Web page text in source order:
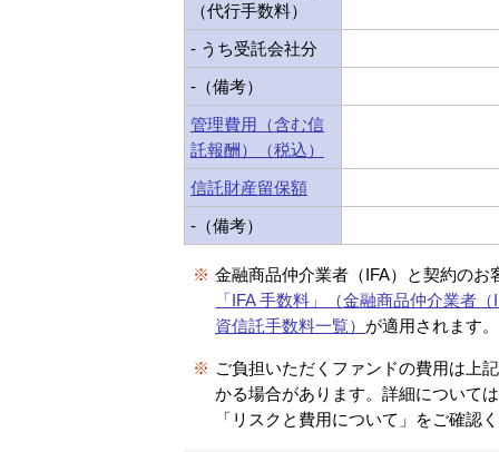
（代行手数料）
- うち受託会社分
-（備考）
管理費用（含む信
託報酬）（税込）
信託財産留保額
-（備考）
※ 金融商品仲介業者（IFA）と契約のお
「IFA 手数料」（金融商品仲介業者
資信託手数料一覧） が適用されます。
※ ご負担いただくファンドの費用は上
かる場合があります。詳細について
「リスクと費用について」をご確認